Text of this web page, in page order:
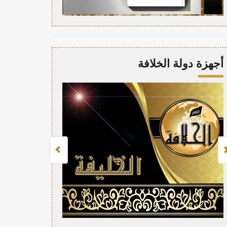
أجهزة دولة الخلافة